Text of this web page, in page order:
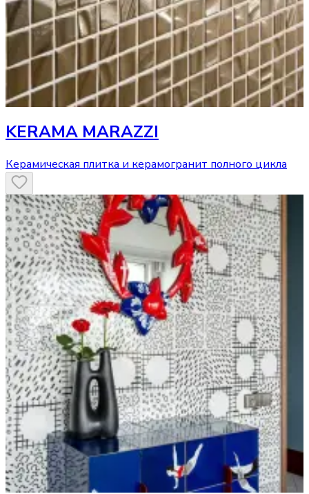
KERAMA MARAZZI
Керамическая плитка и керамогранит полного цикла